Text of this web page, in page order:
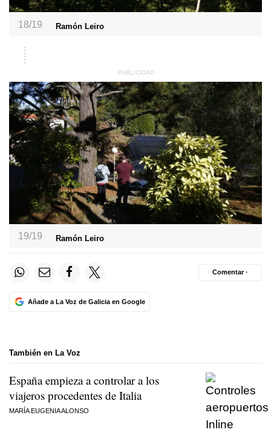
18/19 Ramón Leiro
19/19 Ramón Leiro
Añade a La Voz de Galicia en Google
Comentar ·
También en La Voz
España empieza a controlar a los
viajeros procedentes de Italia
MARÍA EUGENIA ALONSO